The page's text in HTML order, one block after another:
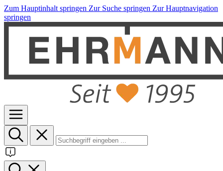
Zum Hauptinhalt springen Zur Suche springen Zur Hauptnavigation
springen